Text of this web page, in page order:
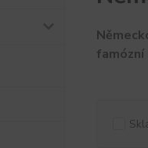
famózní